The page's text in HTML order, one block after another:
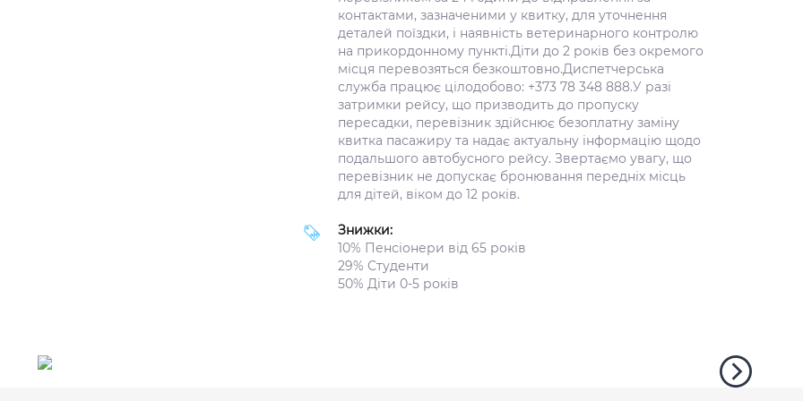
контактами, зазначеними у квитку, для уточнення
деталей поїздки, і наявність ветеринарного контролю
на прикордонному пункті.Діти до 2 років без окремого
місця перевозяться безкоштовно.Диспетчерська
служба працює цілодобово: +373 78 348 888.У разі
затримки рейсу, що призводить до пропуску
пересадки, перевізник здійснює безоплатну заміну
квитка пасажиру та надає актуальну інформацію щодо
подальшого автобусного рейсу. Звертаємо увагу, що
перевізник не допускає бронювання передніх місць
для дітей, віком до 12 років.
Знижки:
10% Пенсіонери від 65 років
29% Студенти
50% Діти 0-5 років